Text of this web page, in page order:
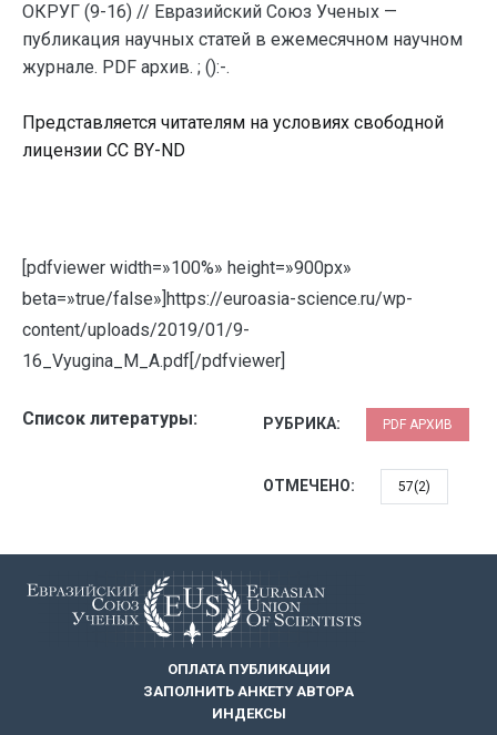
ОКРУГ (9-16) // Евразийский Союз Ученых —
публикация научных статей в ежемесячном научном
журнале. PDF архив. ; ():-.
Представляется читателям на условиях свободной
лицензии CC BY-ND
[pdfviewer width=»100%» height=»900px»
beta=»true/false»]https://euroasia-science.ru/wp-
content/uploads/2019/01/9-
16_Vyugina_M_A.pdf[/pdfviewer]
Список литературы: РУБРИКА: PDF АРХИВ
ОТМЕЧЕНО: 57(2)
ОПЛАТА ПУБЛИКАЦИИ
ЗАПОЛНИТЬ АНКЕТУ АВТОРА
ИНДЕКСЫ